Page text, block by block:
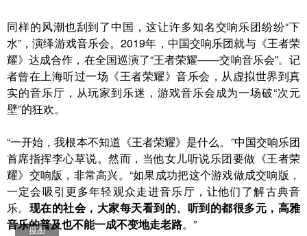
同样的风潮也刮到了中国，这让许多知名交响乐团纷纷“下
水”，演绎游戏音乐会。2019年，中国交响乐团就与《王者荣
耀》达成合作，在全国巡演了“王者荣耀——交响音乐会”。记
者曾在上海听过一场《王者荣耀》音乐会，从虚拟世界到真
实的音乐厅，从玩家到乐迷，游戏音乐会成为一场破“次元
壁”的狂欢。
“一开始，我根本不知道《王者荣耀》是什么。”中国交响乐团
首席指挥李心草说。然而，当他女儿听说乐团要做《王者荣
耀》交响版，非常高兴。“如果成功把这个游戏做成交响版，
一定会吸引更多年轻观众走进音乐厅，让他们了解古典音
乐。 现在的社会，大家每天看到的、听到的都很多元，高雅
音乐的普及也不能一成不变地走老路。”
搜图